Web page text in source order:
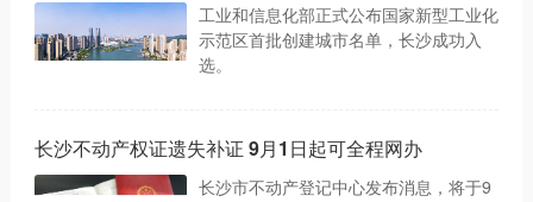
工业和信息化部正式公布国家新型工业化
示范区首批创建城市名单，长沙成功入
选。
长沙不动产权证遗失补证 9月1日起可全程网办
长沙市不动产登记中心发布消息，将于9